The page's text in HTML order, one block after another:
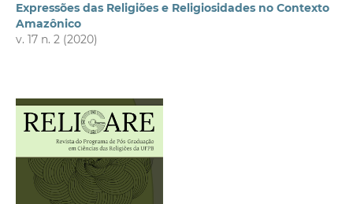
Expressões das Religiões e Religiosidades no Contexto
Amazônico
v. 17 n. 2 (2020)